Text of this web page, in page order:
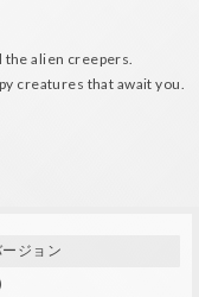
alien creepers.
creatures that await you.
ジョン